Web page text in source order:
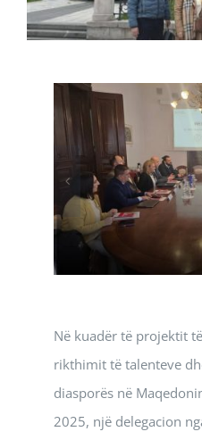
Në kuadër të projektit
rikthimit të talenteve
diasporës në
2025, një delegacion